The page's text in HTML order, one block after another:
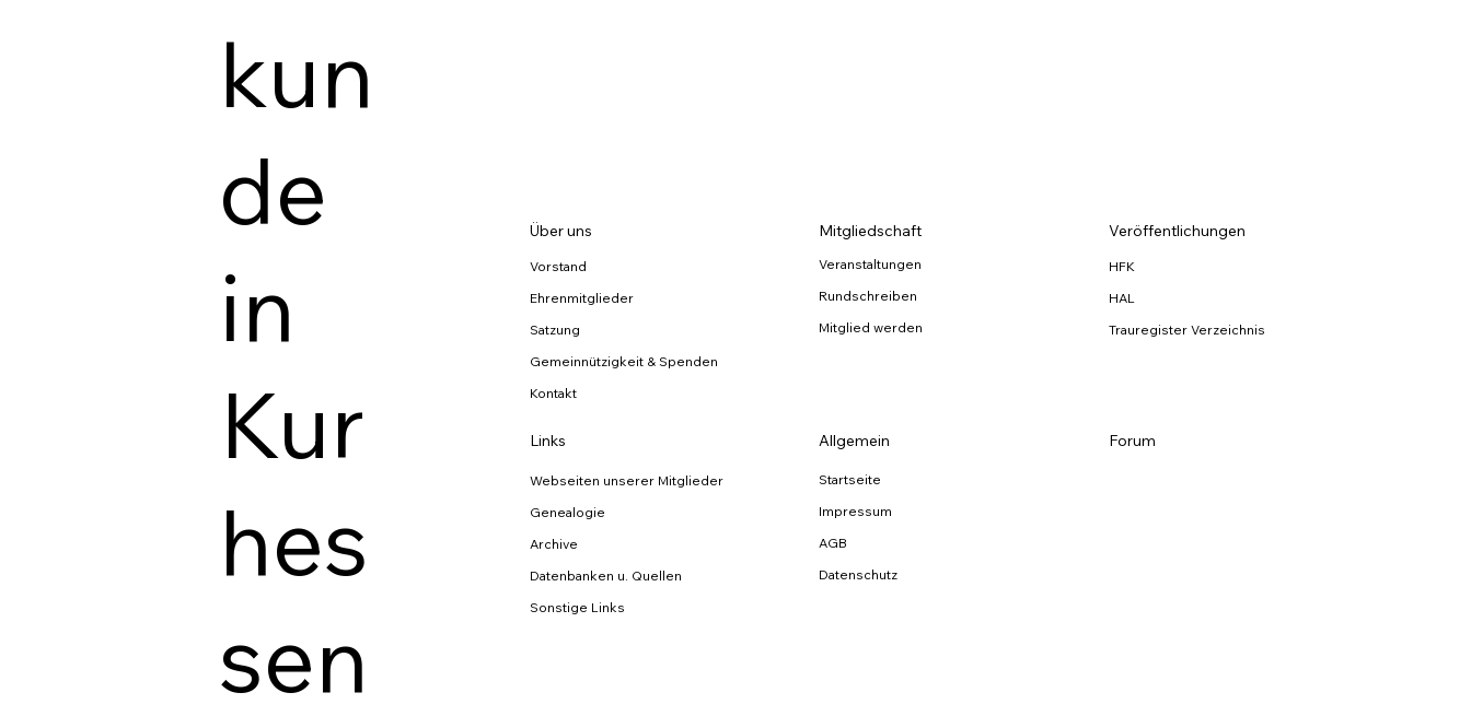
kun
de
in
Kur
hes
sen
Über uns Mitgliedschaft Veröffentlichungen
Vorstand
Ehrenmitglieder
Satzung
Gemeinnützigkeit & Spenden
Kontakt
Veranstaltungen
Rundschreiben
Mitglied werden
HFK
HAL
Trauregister Verzeichnis
Links Allgemein Forum
Webseiten unserer Mitglieder
Genealogie
Archive
Datenbanken u. Quellen
Sonstige Links
Startseite
Impressum
AGB
Datenschutz